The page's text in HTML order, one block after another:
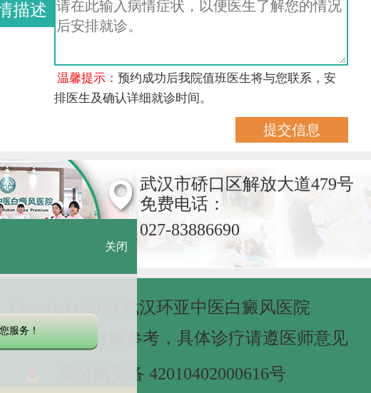
描述
温馨提示：预约成功后我院值班医生将与您联系，安
排医生及确认详细就诊时间。
武汉市硚口区解放大道479号
免费电话：
027-83886690
Copyright 2023 武汉环亚中医白癜风医院
站信息仅做健康参考，具体诊疗请遵医师意见
鄂公网安备 42010402000616号
关闭
服务！